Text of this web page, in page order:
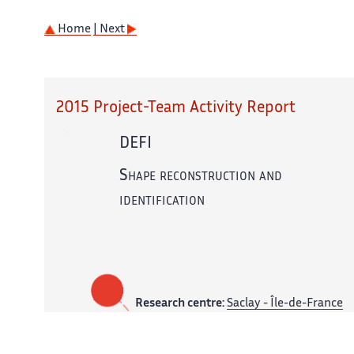
Home | Next
2015 Project-Team Activity Report
DEFI
Shape reconstruction and
identification
Research centre: Saclay - Île-de-France